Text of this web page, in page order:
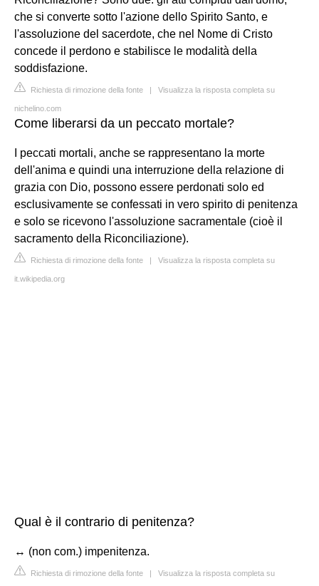
che si converte sotto l'azione dello Spirito Santo, e
l'assoluzione del sacerdote, che nel Nome di Cristo
concede il perdono e stabilisce le modalità della
soddisfazione.
Richiesta di rimozione della fonte | Visualizza la risposta completa su
nichelino.com
Come liberarsi da un peccato mortale?
I peccati mortali, anche se rappresentano la morte
dell'anima e quindi una interruzione della relazione di
grazia con Dio, possono essere perdonati solo ed
esclusivamente se confessati in vero spirito di penitenza
e solo se ricevono l'assoluzione sacramentale (cioè il
sacramento della Riconciliazione).
Richiesta di rimozione della fonte | Visualizza la risposta completa su
it.wikipedia.org
Qual è il contrario di penitenza?
↔ (non com.) impenitenza.
Richiesta di rimozione della fonte | Visualizza la risposta completa su